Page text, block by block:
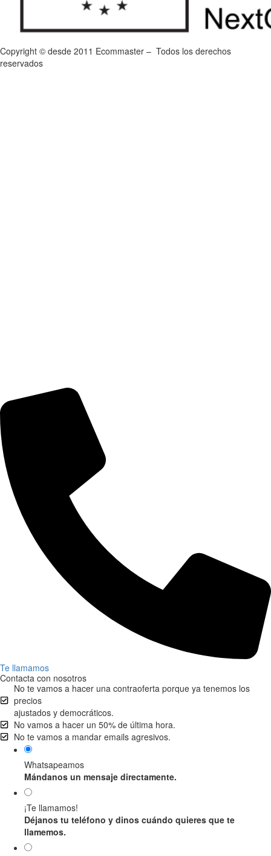
Copyright © desde 2011 Ecommaster – Todos los derechos
reservados
Te llamamos
Contacta con nosotros
No te vamos a hacer una contraoferta porque ya tenemos los
precios
ajustados y democráticos.
No vamos a hacer un 50% de última hora.
No te vamos a mandar emails agresivos.
Whatsapeamos
Mándanos un mensaje directamente.
¡Te llamamos!
Déjanos tu teléfono y dinos cuándo quieres que te
llamemos.